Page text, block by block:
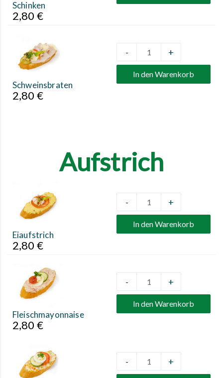
Schinken
2,80 €
Schweinsbraten
2,80 €
Quantity
- +
In den Warenkorb
Aufstrich
Eiaufstrich
2,80 €
Quantity
- +
In den Warenkorb
Fleischmayonnaise
2,80 €
Quantity
- +
In den Warenkorb
Quantity
- +